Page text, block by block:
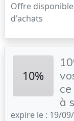
Offre
d'achats
10%
à
expire le : 19/